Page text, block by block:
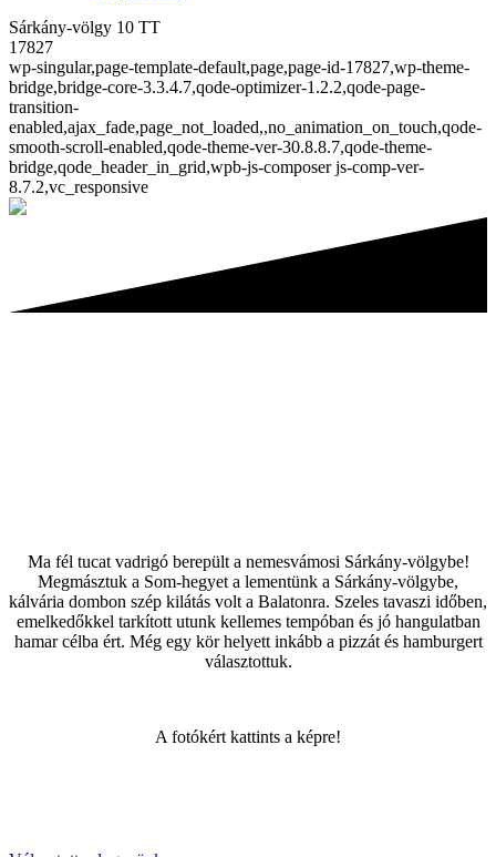
Sárkány-völgy 10 TT
17827
wp-singular,page-template-default,page,page-id-17827,wp-theme-
bridge,bridge-core-3.3.4.7,qode-optimizer-1.2.2,qode-page-
transition-
enabled,ajax_fade,page_not_loaded,,no_animation_on_touch,qode-
smooth-scroll-enabled,qode-theme-ver-30.8.8.7,qode-theme-
bridge,qode_header_in_grid,wpb-js-composer js-comp-ver-
8.7.2,vc_responsive
Ma fél tucat vadrigó berepült a nemesvámosi Sárkány-völgybe!
Megmásztuk a Som-hegyet a lementünk a Sárkány-völgybe,
kálvária dombon szép kilátás volt a Balatonra. Szeles tavaszi időben,
emelkedőkkel tarkított utunk kellemes tempóban és jó hangulatban
hamar célba ért. Még egy kör helyett inkább a pizzát és hamburgert
választottuk.
A fotókért kattints a képre!